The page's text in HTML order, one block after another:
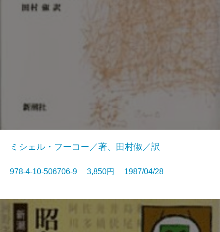
ミシェル・フーコー／著、田村俶／訳
978-4-10-506706-9 3,850円 1987/04/28